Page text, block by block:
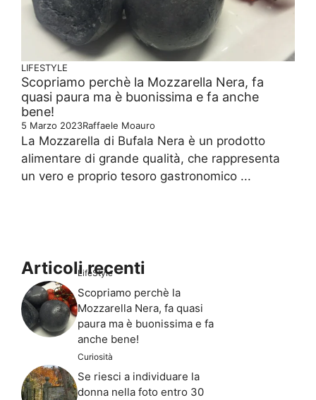
LIFESTYLE
Scopriamo perchè la Mozzarella Nera, fa
quasi paura ma è buonissima e fa anche
bene!
5 Marzo 2023Raffaele Moauro
La Mozzarella di Bufala Nera è un prodotto
alimentare di grande qualità, che rappresenta
un vero e proprio tesoro gastronomico ...
Articoli recenti
LifeStyle
Scopriamo perchè la
Mozzarella Nera, fa quasi
paura ma è buonissima e fa
anche bene!
Curiosità
Se riesci a individuare la
donna nella foto entro 30